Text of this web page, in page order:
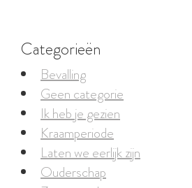
Categorieën
Bevalling
Geen categorie
Ik heb je gezien
Kraamperiode
Laten we eerlijk zijn
Ouderschap